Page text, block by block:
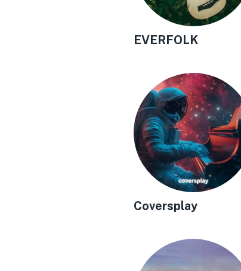
EVERFOLK
Coversplay